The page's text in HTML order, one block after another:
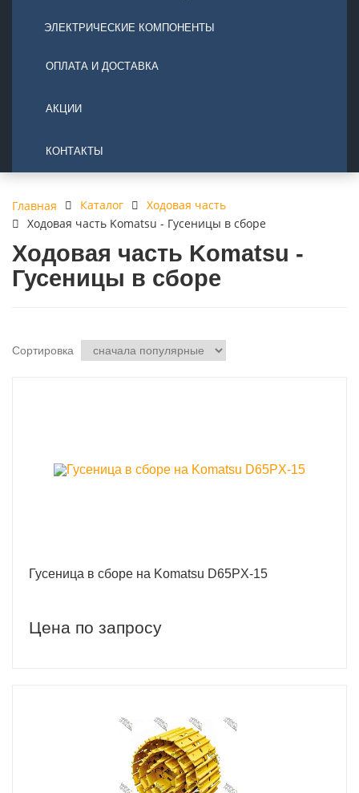
ЭЛЕКТРИЧЕСКИЕ КОМПОНЕНТЫ
ОПЛАТА И ДОСТАВКА
АКЦИИ
КОНТАКТЫ
Главная Каталог
Ходовая часть
Ходовая часть Komatsu - Гусеницы в сборе
Ходовая часть Komatsu -
Гусеницы в сборе
Сортировка
Гусеница в сборе на Komatsu D65PX-15
Цена по запросу